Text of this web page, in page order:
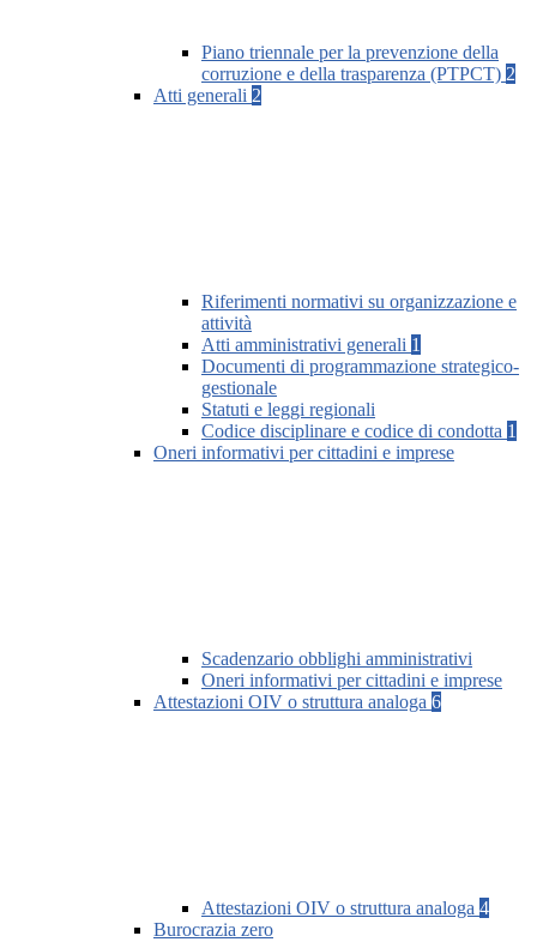
Piano triennale per la prevenzione della
corruzione e della trasparenza (PTPCT) 2
Atti generali 2
Riferimenti normativi su organizzazione e
attività
Atti amministrativi generali 1
Documenti di programmazione strategico-
gestionale
Statuti e leggi regionali
Codice disciplinare e codice di condotta 1
Oneri informativi per cittadini e imprese
Scadenzario obblighi amministrativi
Oneri informativi per cittadini e imprese
Attestazioni OIV o struttura analoga 6
Attestazioni OIV o struttura analoga 4
Burocrazia zero